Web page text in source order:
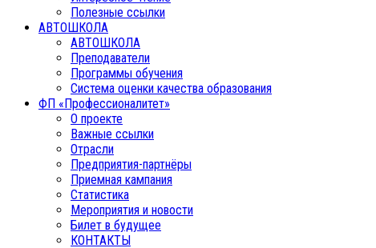
Полезные ссылки
АВТОШКОЛА
АВТОШКОЛА
Преподаватели
Программы обучения
Система оценки качества образования
ФП «Профессионалитет»
О проекте
Важные ссылки
Отрасли
Предприятия-партнёры
Приемная кампания
Статистика
Мероприятия и новости
Билет в будущее
КОНТАКТЫ